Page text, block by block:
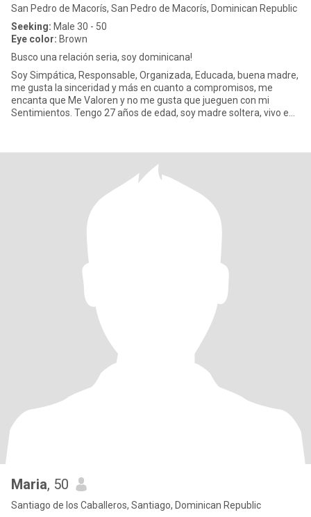
San Pedro de Macorís, San Pedro de Macorís, Dominican Republic
Seeking: Male 30 - 50
Eye color: Brown
Busco una relación seria, soy dominicana!
Soy Simpática, Responsable, Organizada, Educada, buena madre,
me gusta la sinceridad y más en cuanto a compromisos, me
encanta que Me Valoren y no me gusta que jueguen con mi
Sentimientos. Tengo 27 años de edad, soy madre soltera, vivo en
Maria, 50
Santiago de los Caballeros, Santiago, Dominican Republic